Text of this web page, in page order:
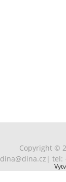
Copyright ©
dina@dina.cz | tel: